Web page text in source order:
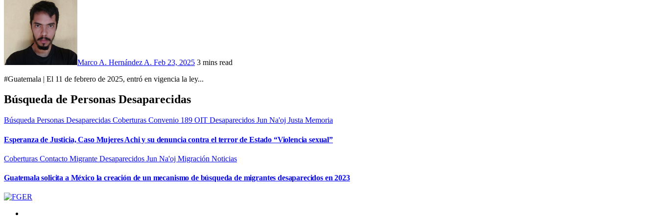
Marco A. Hernández A. Feb 23, 2025 3 mins read
#Guatemala | El 11 de febrero de 2025, entró en vigencia la ley...
Búsqueda de Personas Desaparecidas
Búsqueda Personas Desaparecidas Coberturas Convenio 189 OIT Desaparecidos Jun Na'oj Justa Memoria
Esperanza de Justicia, Caso Mujeres Achi y su denuncia contra el terror de Estado “Violencia sexual”
Coberturas Contacto Migrante Desaparecidos Jun Na'oj Migración Noticias
Guatemala solicita a México la creación de un mecanismo de búsqueda de migrantes desaparecidos en 2023